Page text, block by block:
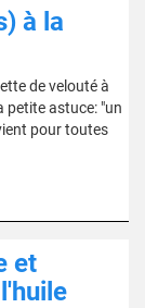
à la
de velouté à
petite astuce: "un
pour toutes
et